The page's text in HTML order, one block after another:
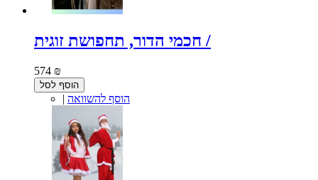
חכמי הדור, תחפושת זוגית /
574 ₪
הוסף לסל
| הוסף להשוואה